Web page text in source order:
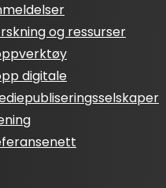
og ressurser
digitale